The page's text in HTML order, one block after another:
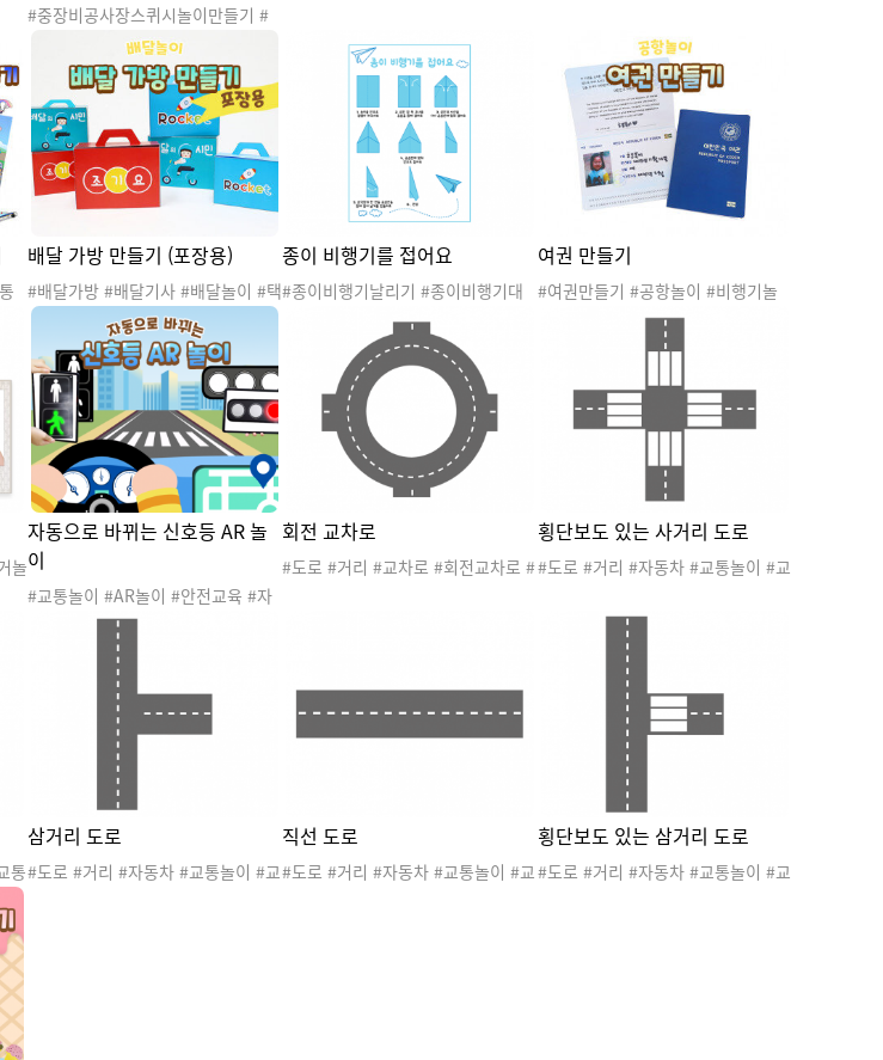
#중장비공사장스퀴시놀이만들기 #
교통기관 #탈것 #교통기관놀이 #중
장비놀이 #공사장놀이 #육상교통기
관 #중장비스퀴시 #공사장스퀴시 #
교통기관스퀴시 #스퀴시 #스퀴시만
들기 #말랑이 #장난감 #스퀴시도안
#종이스퀴시 #종스 #종스도안 #촉감
놀이 #미술놀이 #초등놀이 #소근육
스퀴시만들기 #말랑이 #장난감 #스
퀴시도안 #종이스퀴시 #종스 #종스
도안 #촉감놀이 #미술놀이 #초등놀
이 #소근육발달
#환경과생활 #지구와환경 #우주여
행 #우주활동 #우주놀이 #우주도안
#우주자료 #우주프로젝트 #우주만
들기 #미술활동 #휴지심우주선만들
기 #휴지심우주인만들기
배달 가방 만들기 (포장용)
#배달가방 #배달기사 #배달놀이 #택
배놀이 #배송놀이 #선물포장 #교통
종이 비행기를 접어요
#종이비행기날리기 #종이비행기대
접기 #미니올림픽 #미니운동회 #올
림픽놀이 #올림픽대회 #종이비행기
를접어요 #미니게임놀이 #종이접기
#종이 #탈것 #교통기관
여권 만들기
#여권만들기 #공항놀이 #비행기놀
이 #교통기관놀이 #여행놀이 #스튜
어디스 #승무원 #조종사 #파일럿 #
놀
자동으로 바뀌는 신호등 AR 놀
이
#교통놀이 #AR놀이 #안전교육 #자
동차 #운전 #표지판 #도로 #신호등A
R놀이 #교통안전교육 #자동으로바
뀌는신호등AR놀이 #교통기관놀이판
회전 교차로
#도로 #거리 #교차로 #회전교차로 #
횡단보도 있는 사거리 도로
#도로 #거리 #자동차 #교통놀이 #교
리 #횡단보도 #운전
통
삼거리 도로
#도로 #거리 #자동차 #교통놀이 #교
직선 도로
#도로 #거리 #자동차 #교통놀이 #교
횡단보도 있는 삼거리 도로
#도로 #거리 #자동차 #교통놀이 #교